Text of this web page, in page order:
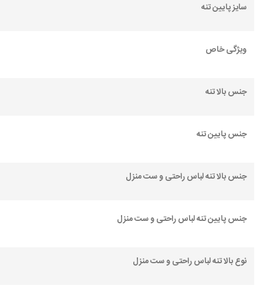
سایز پایین تنه
ویژگی خاص
جنس بالا تنه
جنس پایین تنه
جنس بالا تنه لباس راحتی و ست منزل
جنس پایین تنه لباس راحتی و ست منزل
نوع بالا تنه لباس راحتی و ست منزل